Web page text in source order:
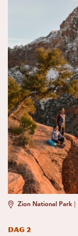
Zion National Park
Dag 2